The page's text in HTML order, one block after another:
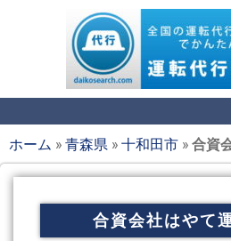
ホーム »青森県 »十和田市 »合資
合資会社はやて